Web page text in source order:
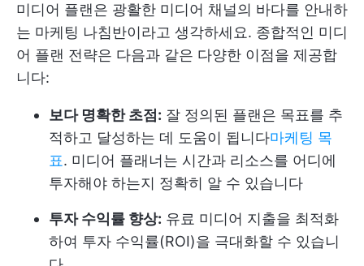
미디어 플랜은 광활한 미디어 채널의 바다를 안내하
는 마케팅 나침반이라고 생각하세요. 종합적인 미디
어 플랜 전략은 다음과 같은 다양한 이점을 제공합
니다:
보다 명확한 초점: 잘 정의된 플랜은 목표를 추
적하고 달성하는 데 도움이 됩니다마케팅 목
표. 미디어 플래너는 시간과 리소스를 어디에
투자해야 하는지 정확히 알 수 있습니다
투자 수익률 향상: 유료 미디어 지출을 최적화
하여 투자 수익률(ROI)을 극대화할 수 있습니